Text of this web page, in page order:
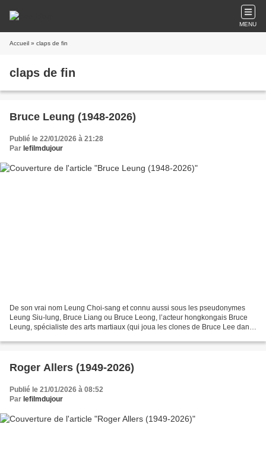
MENU
Accueil » claps de fin
claps de fin
Bruce Leung (1948-2026)
Publié le 22/01/2026 à 21:28
Par lefilmdujour
De son vrai nom Leung Choi-sang et connu aussi sous les pseudonymes
Leung Siu-lung, Bruce Liang ou Bruce Leong, l’acteur hongkongais Bruce
Leung, spécialiste des arts martiaux (qui joua les clones de Bruce Lee dans
Roger Allers (1949-2026)
Publié le 21/01/2026 à 08:52
Par lefilmdujour